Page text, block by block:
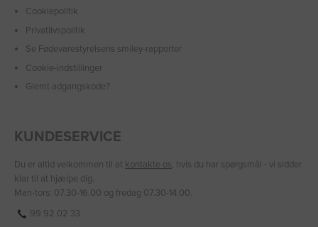
Cookiepolitik
Privatlivspolitik
Se Fødevarestyrelsens smiley-rapporter
Cookie-indstillinger
Glemt adgangskode?
KUNDESERVICE
Du er altid velkommen til at kontakte os, hvis du har spørgsmål - vi sidder
klar til at hjælpe dig.
Man-tors: 07.30-16.00 og fredag 07.30-14.00.
99 92 02 33